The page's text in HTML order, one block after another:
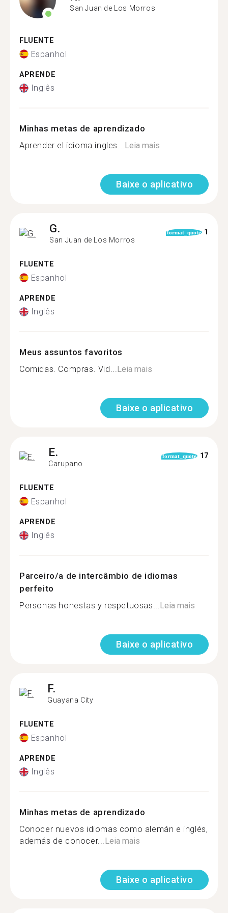
San Juan de Los Morros
FLUENTE
Espanhol
APRENDE
Inglês
Minhas metas de aprendizado
Aprender el idioma ingles...Leia mais
Baixe o aplicativo
G.
San Juan de Los Morros
format_quote 1
FLUENTE
Espanhol
APRENDE
Inglês
Meus assuntos favoritos
Comidas. Compras. Vid...Leia mais
Baixe o aplicativo
E.
Carupano
format_quote 17
FLUENTE
Espanhol
APRENDE
Inglês
Parceiro/a de intercâmbio de idiomas
perfeito
Personas honestas y respetuosas...Leia mais
Baixe o aplicativo
F.
Guayana City
FLUENTE
Espanhol
APRENDE
Inglês
Minhas metas de aprendizado
Conocer nuevos idiomas como alemán e inglés,
además de conocer...Leia mais
Baixe o aplicativo